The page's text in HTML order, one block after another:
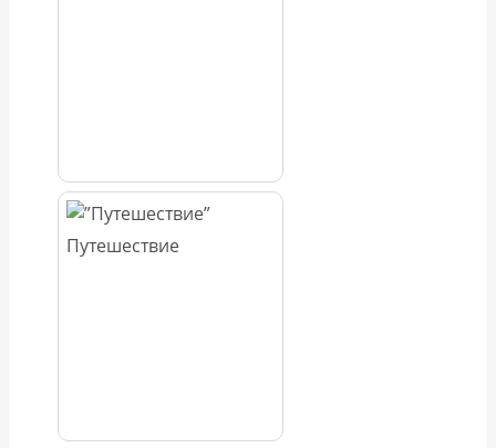
Путешествие